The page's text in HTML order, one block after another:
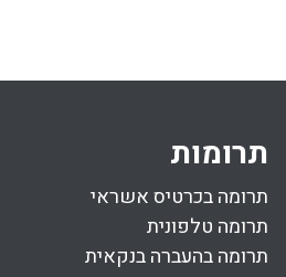
תרומות
תרומה בכרטיס אשראי
תרומה טלפונית
תרומה בהעברה בנקאית